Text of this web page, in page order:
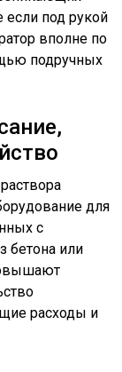
под рукой
вполне по
подручных
для
с
бетона или
расходы и